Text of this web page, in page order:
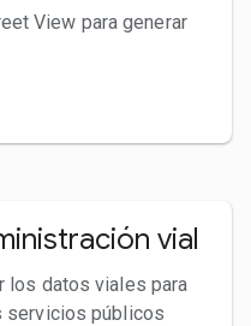
View para generar
vial
los datos viales para
servicios públicos